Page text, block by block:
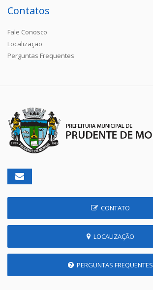
Contatos
Fale Conosco
Localização
Perguntas Frequentes
CONTATO
LOCALIZAÇÃO
PERGUNTAS FREQUENTES